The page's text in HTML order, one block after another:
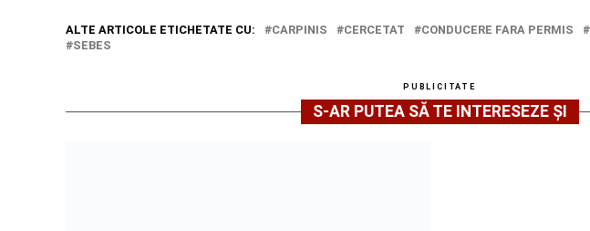
ALTE ARTICOLE ETICHETATE CU: CARPINIS CERCETAT CONDUCERE FARA PERMIS
SEBES
PUBLICITATE
S-AR PUTEA SĂ TE INTERESEZE ȘI